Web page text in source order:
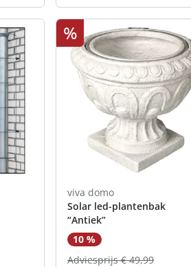
%
viva domo
Solar led-plantenbak
“Antiek”
10 %
Adviesprijs € 49,99